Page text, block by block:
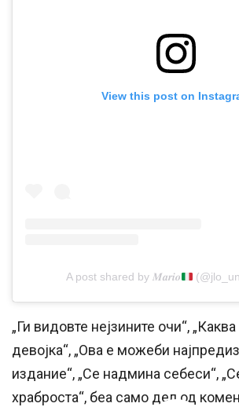
View this post on
A post shared by 𝑴𝒂𝒓𝒊𝒐
„Ги видовте нејзините очи“,
девојка“, „Ова е можеби
издание“, „Се надмина себеси“,
храброста“, беа само дел од